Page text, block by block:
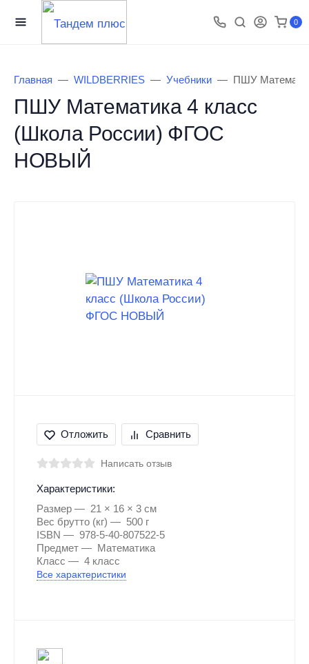
0
Главная WILDBERRIES Учебники ПШУ
ПШУ Математика 4 класс
(Школа России) ФГОС
НОВЫЙ
Отложить Сравнить
Написать отзыв
Характеристики:
Размер
21 × 16 × 3 см
Вес брутто (кг)
500 г
ISBN
978-5-40-807522-5
Предмет
Математика
Класс
4 класс
Все характеристики